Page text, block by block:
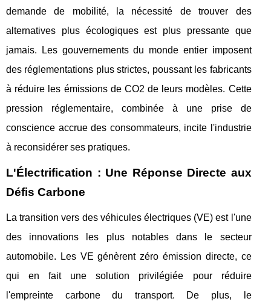
demande de mobilité, la nécessité de trouver des
alternatives plus écologiques est plus pressante que
jamais. Les gouvernements du monde entier imposent
des réglementations plus strictes, poussant les fabricants
à réduire les émissions de CO2 de leurs modèles. Cette
pression réglementaire, combinée à une prise de
conscience accrue des consommateurs, incite l'industrie
à reconsidérer ses pratiques.
L'Électrification : Une Réponse Directe aux
Défis Carbone
La transition vers des véhicules électriques (VE) est l'une
des innovations les plus notables dans le secteur
automobile. Les VE génèrent zéro émission directe, ce
qui en fait une solution privilégiée pour réduire
l'empreinte carbone du transport. De plus, le